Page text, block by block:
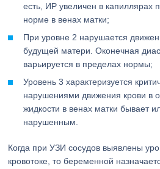
есть, ИР увеличен в капиллярах
норме в венах матки;
При уровне 2 нарушается
будущей матери. Оконечная
варьируется в пределах нормы;
Уровень 3 характеризуется
нарушениями движения крови в
жидкости в венах матки бывает
нарушенным.
Когда при УЗИ сосудов выявлены
кровотоке, то беременной